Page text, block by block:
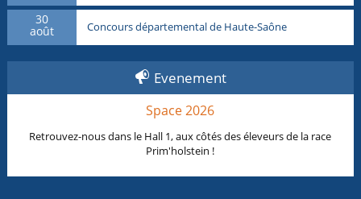
30
août Concours départemental de Haute-Saône
Evenement
Space 2026
Retrouvez-nous dans le Hall 1, aux côtés des éleveurs de la race
Prim'holstein !